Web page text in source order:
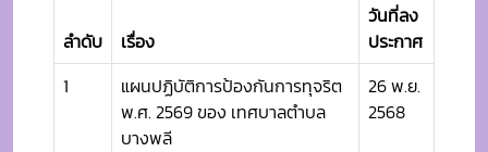
ลำดับ เรื่อง
วันที่ลง
ประกาศ
1
แผนปฏิบัติการป้องกันการทุจริต
พ.ศ. 2569 ของ เทศบาลตำบล
บางพลี
26 พ.ย.
2568